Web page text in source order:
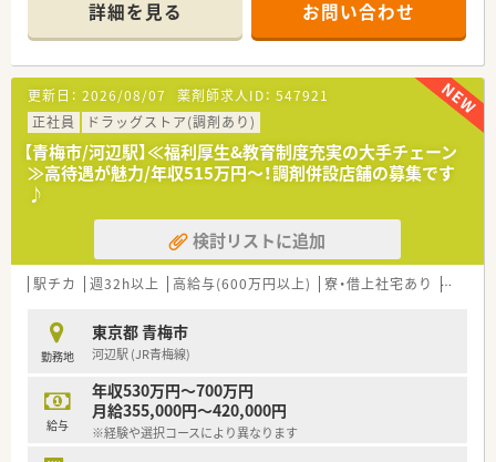
【店舗情報と応需状況について】
■最寄り駅である河辺駅および小作駅から徒歩13分の立地で車
通勤も選択可能です。
■処方箋応需枚数や主な応需科目については詳細を確認中とな
っております。
■現場の勤務者数については確認中ですが手厚いサポート体制
を整えています。
【募集背景と求める人物像について】
募集を行います。
■調剤業務の経験者は勿論のこと未経験者やブランクのある方
も歓迎いたします。
■人と接することが好きで患者様へ寄り添う姿勢をお持ちの方
【法人特徴について】
■医薬品の開発製造から店舗運営まで一貫して手掛ける複合型
医薬品企業です。
■グループ全体で1,000店舗以上を出店し地域の健康インフラを
目指します。
■各エリアを統括管理しているため全国転勤や転居を伴う異動
詳細を見る お問い合わせ
更新日： 2026/08/07 薬剤師求人ID： 547921
正社員
ドラッグストア(調剤あり)
【青梅市/河辺駅】≪福利厚生&教育制度充実の大手チェーン
≫高待遇が魅力/年収515万円～！調剤併設店舗の募集です
♪
検討リストに追加
駅チカ 週32h以上 高給与(600万円以上) 寮・借上社宅あり 住宅補
勤務地
東京都 青梅市
河辺駅 (JR青梅線)
給与
年収530万円～700万円
月給355,000円～420,000円
※経験や選択コースにより異なります